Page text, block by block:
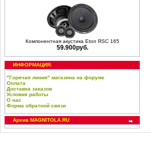
Компонентная акустика Eton RSC 165
59.900руб.
ИНФОРМАЦИЯ:
"Горячая линия" магазина на форуме
Оплата
Доставка заказов
Условия работы
О нас
Форма обратной связи
Архив MAGNITOLA.RU